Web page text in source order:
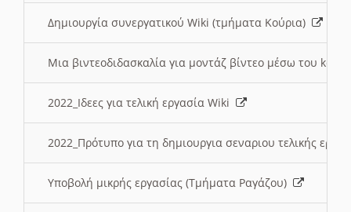
Δημιουργία συνεργατικού Wiki (τμήματα Κούρια)
Μια βιντεοδιδασκαλία για μοντάζ βίντεο μέσω του
2022_Ιδεες για τελική εργασία Wiki
2022_Πρότυπο για τη δημιουργια σεναριου τελικής
Υποβολή μικρής εργασίας (Τμήματα Ραγάζου)